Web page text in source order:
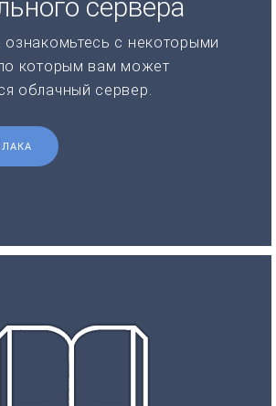
сервера
ознакомьтесь с некоторыми
которым вам может
облачный сервер.